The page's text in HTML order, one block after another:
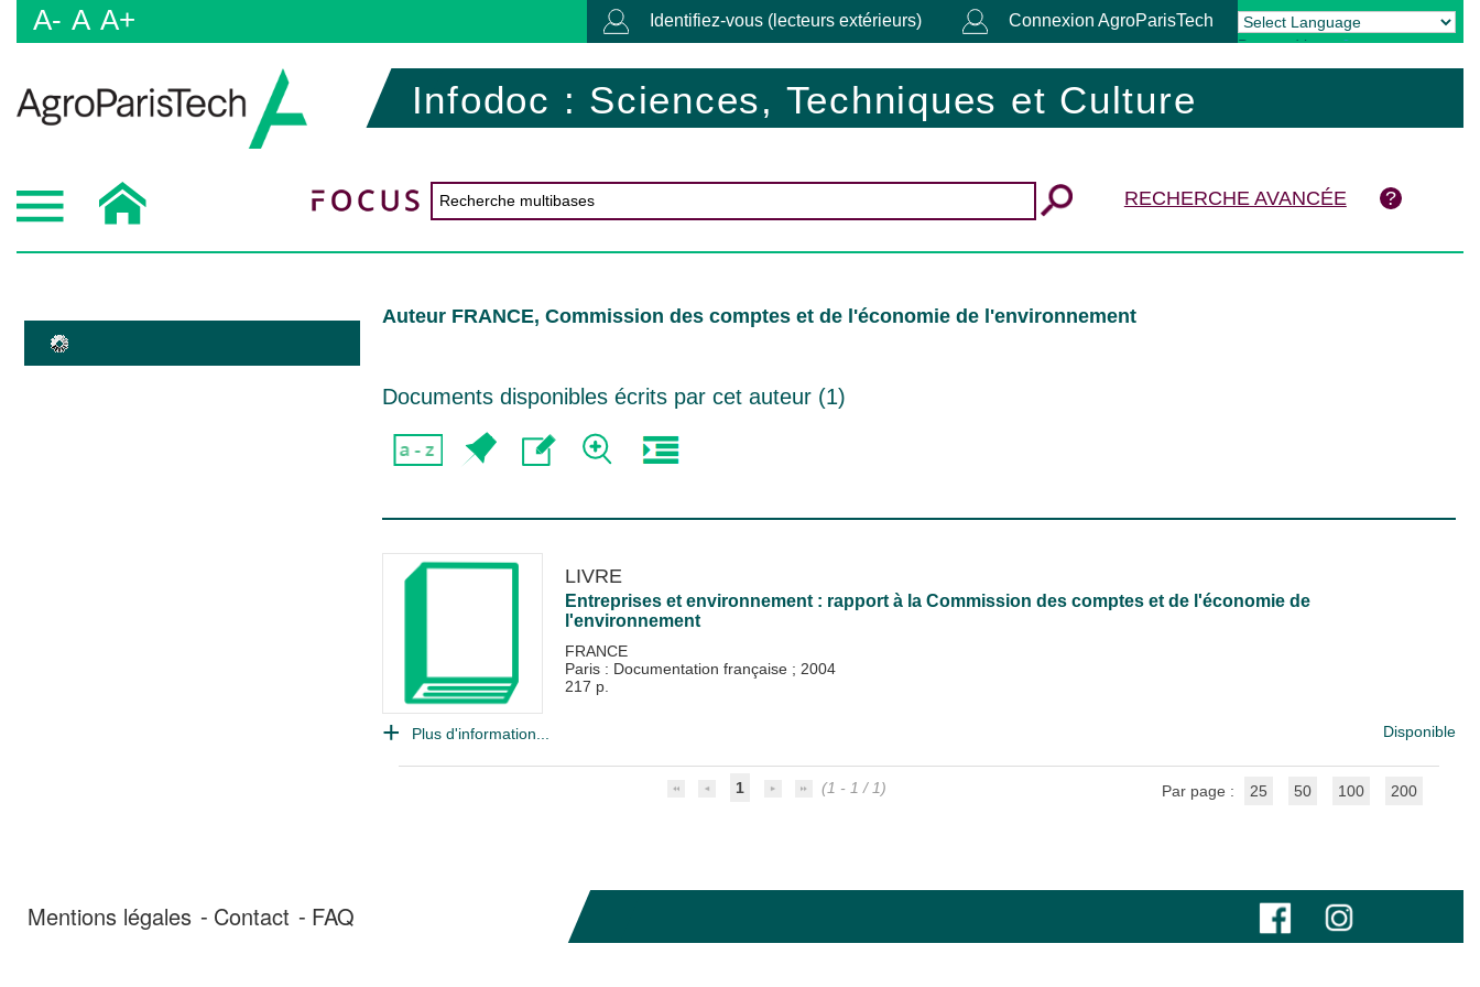
A- A A+ Identifiez-vous (lecteurs extérieurs) Connexion AgroParisTech
Powered by Translate
Infodoc : Sciences, Techniques et Culture
RECHERCHE AVANCÉE
Auteur FRANCE, Commission des comptes et de l'économie de l'environnement
Documents disponibles écrits par cet auteur (1)
LIVRE
Entreprises et environnement : rapport à la Commission des comptes et de l'économie de
l'environnement
FRANCE
Paris : Documentation française ; 2004
217 p.
Plus d'information... Disponible
1 (1 - 1 / 1) Par page : 25 50 100 200
Mentions légales Contact FAQ